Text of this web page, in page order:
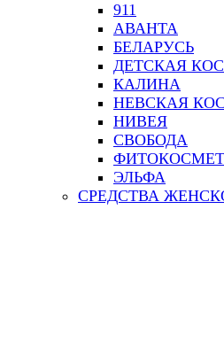
911
АВАНТА
БЕЛАРУСЬ
ДЕТСКАЯ
КАЛИНА
НЕВСКАЯ
НИВЕЯ
СВОБОДА
ЭЛЬФА
СРЕДСТВА